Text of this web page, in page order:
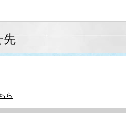
先
ら